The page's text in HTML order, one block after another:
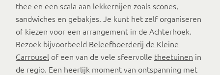
thee en een scala aan lekkernijen zoals scones,
sandwiches en gebakjes. Je kunt het zelf organiseren
of kiezen voor een arrangement in de Achterhoek.
Bezoek bijvoorbeeld Beleefboerderij de Kleine
Carrousel of een van de vele sfeervolle theetuinen in
de regio. Een heerlijk moment van ontspanning met